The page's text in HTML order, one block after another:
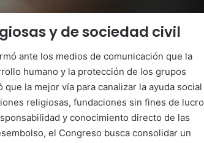
y de sociedad civil
ante los medios de comunicación que la
humano y la protección de los grupos
la mejor vía para canalizar la ayuda social
religiosas, fundaciones sin fines de lucro
y conocimiento directo de las
el Congreso busca consolidar un